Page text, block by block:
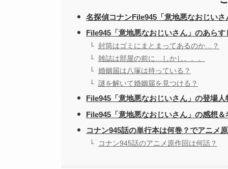
名探偵コナンFile945「意地悪なおじい
File945「意地悪なおじいさん」のあら
封筒はゴミにまとまってあるのか…？
雑誌は部屋の前に…しかし。。。
婚姻届は八塚は持っている？
謎を解いて婚姻届を見つける？
File945「意地悪なおじいさん」の登場人
File945「意地悪なおじいさん」の感想＆
コナン945話の単行本は何巻？でアニメ
コナン945話のアニメ原作回は何話？